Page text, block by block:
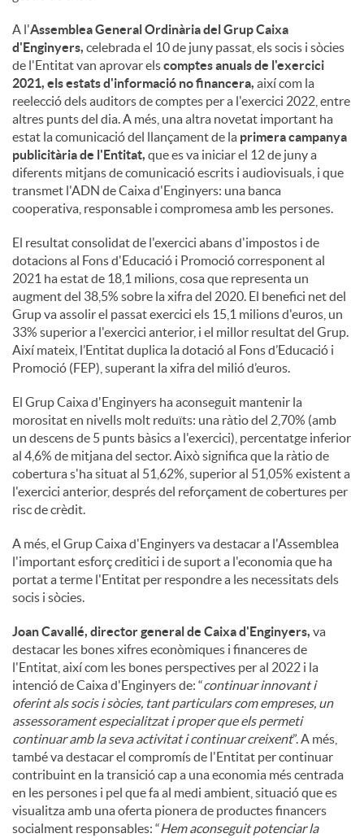
A l'Assemblea General Ordinària del Grup Caixa
d'Enginyers, celebrada el 10 de juny passat, els socis i sòcies
de l'Entitat van aprovar elscomptes anuals de l'exercici
2021, els estats d'informació no financera, així com la
reelecció dels auditors de comptes per a l'exercici 2022, entre
altres punts del dia. A més, una altra novetat important ha
estat la comunicació del llançament de la primera campanya
publicitària de l'Entitat, que es va iniciar el 12 de juny a
diferents mitjans de comunicació escrits i audiovisuals, i que
transmet l'ADN de Caixa d'Enginyers: una banca
cooperativa, responsable i compromesa amb les persones.
El resultat consolidat de l'exercici abans d'impostos i de
dotacions al Fons d'Educació i Promoció corresponent al
2021 ha estat de 18,1 milions, cosa que representa un
augment del 38,5% sobre la xifra del 2020. El benefici net del
Grup va assolir el passat exercici els 15,1 milions d'euros, un
33% superior a l'exercici anterior, i el millor resultat del Grup.
Així mateix, l’Entitat duplica la dotació al Fons d’Educació i
Promoció (FEP), superant la xifra del milió d’euros.
El Grup Caixa d'Enginyers ha aconseguit mantenir la
morositat en nivells molt reduïts: una ràtio del 2,70% (amb
un descens de 5 punts bàsics a l'exercici), percentatge inferior
al 4,6% de mitjana del sector. Això significa que la ràtio de
cobertura s'ha situat al 51,62%, superior al 51,05% existent a
l'exercici anterior, després del reforçament de cobertures per
risc de crèdit.
A més, el Grup Caixa d'Enginyers va destacar a l'Assemblea
l'important esforç creditici i de suport a l'economia que ha
portat a terme l'Entitat per respondre a les necessitats dels
socis i sòcies.
Joan Cavallé, director general de Caixa d'Enginyers, va
destacar les bones xifres econòmiques i financeres de
l'Entitat, així com les bones perspectives per al 2022 i la
intenció de Caixa d'Enginyers de: “continuar innovant i
oferint als socis i sòcies, tant particulars com empreses, un
assessorament especialitzat i proper que els permeti
continuar amb la seva activitat i continuar creixent”. A més,
també va destacar el compromís de l'Entitat per continuar
contribuint en la transició cap a una economia més centrada
en les persones i pel que fa al medi ambient, situació que es
visualitza amb una oferta pionera de productes financers
socialment responsables: “Hem aconseguit potenciar la